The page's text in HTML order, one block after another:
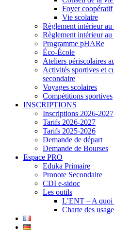
Foyer coopératif
Vie scolaire
Règlement intérieur
Règlement intérieur au
Programme pHARe
Éco-École
Ateliers périscolaires
Activités sportives et
secondaire
Voyages scolaires
Compétitions sportives
INSCRIPTIONS
Inscriptions 2026-2027
Tarifs 2026-2027
Tarifs 2025-2026
Demande de départ
Demande de Bourses
Espace PRO
Eduka Primaire
Pronote Secondaire
CDI e-sidoc
Les outils
L’ENT – A quoi
Charte des